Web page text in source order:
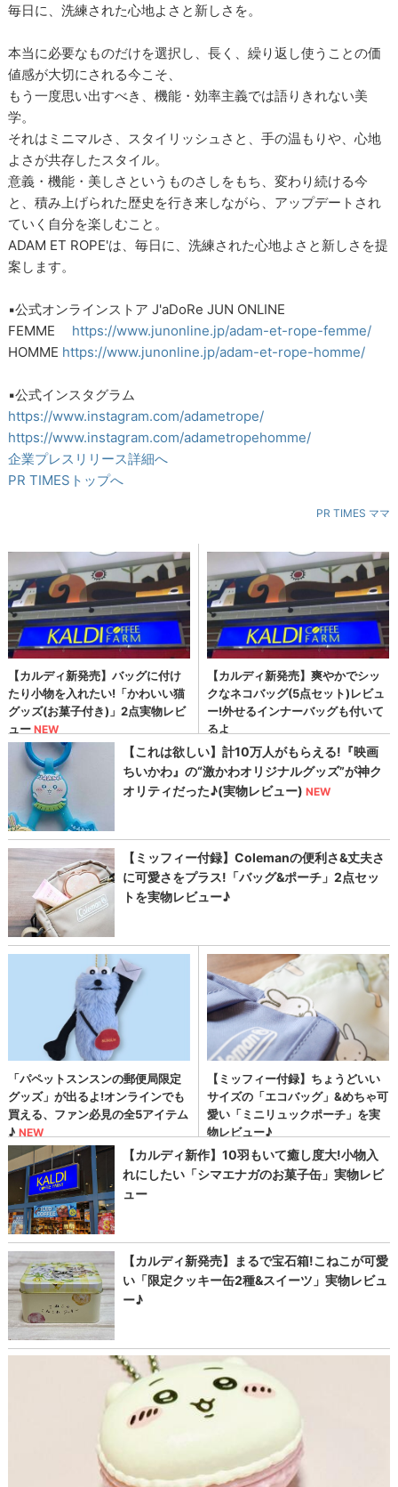
毎日に、洗練された心地よさと新しさを。
本当に必要なものだけを選択し、長く、繰り返し使うことの価
値感が大切にされる今こそ、
もう一度思い出すべき、機能・効率主義では語りきれない美
学。
それはミニマルさ、スタイリッシュさと、手の温もりや、心地
よさが共存したスタイル。
意義・機能・美しさというものさしをもち、変わり続ける今
と、積み上げられた歴史を行き来しながら、アップデートされ
ていく自分を楽しむこと。
ADAM ET ROPE'は、毎日に、洗練された心地よさと新しさを提
案します。
▪公式オンラインストア J'aDoRe JUN ONLINE
FEMME https://www.junonline.jp/adam-et-rope-femme/
HOMME https://www.junonline.jp/adam-et-rope-homme/
▪公式インスタグラム
https://www.instagram.com/adametrope/
https://www.instagram.com/adametropehomme/
企業プレスリリース詳細へ
PR TIMESトップへ
PR TIMES ママ